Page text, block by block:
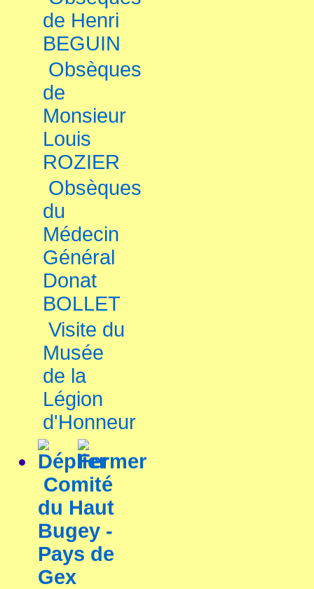
de Henri
BEGUIN
Obsèques
de
Monsieur
Louis
ROZIER
Obsèques
du
Médecin
Général
Donat
BOLLET
Visite du
Musée
de la
Légion
d'Honneur
Comité
du Haut
Bugey -
Pays de
Gex